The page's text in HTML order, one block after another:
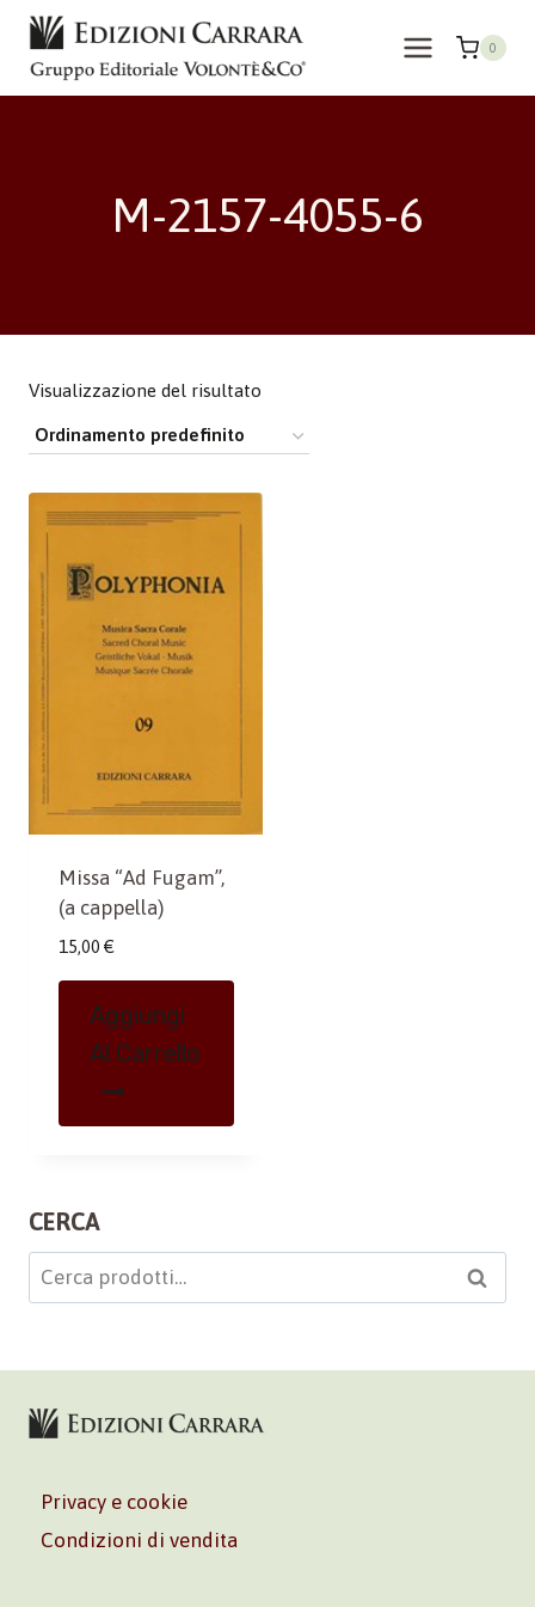
Salta
contenuto
0
M-2157-4055-6
Visualizzazione del risultato
Missa “Ad Fugam”,
(a cappella)
15,00 €
Aggiungi
Al Carrello
CERCA
Cerca: Cerca
Privacy e cookie
Condizioni di vendita